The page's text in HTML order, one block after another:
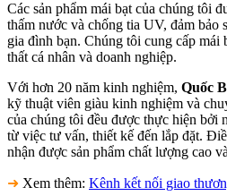
Các sản phẩm mái bạt của chúng tôi
thấm nước và chống tia UV, đảm bảo
gia đình bạn. Chúng tôi cung cấp mái
thất cá nhân và doanh nghiệp.
Với hơn 20 năm kinh nghiệm, Quốc
kỹ thuật viên giàu kinh nghiệm và
của chúng tôi đều được thực hiện bởi
từ việc tư vấn, thiết kế đến lắp đặt.
nhận được sản phẩm chất lượng cao
➜ Xem thêm: Kênh kết nối giao